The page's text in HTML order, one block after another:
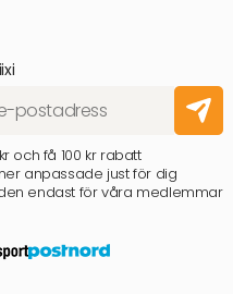
och få 100 kr rabatt
anpassade just för dig
endast för våra medlemmar